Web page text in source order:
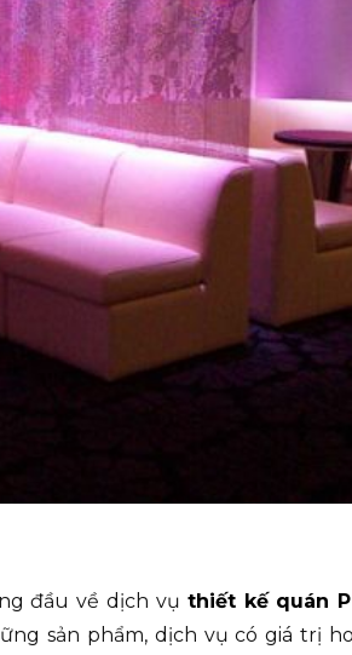
đầu về dịch vụ thiết kế quán
sản phẩm, dịch vụ có giá trị